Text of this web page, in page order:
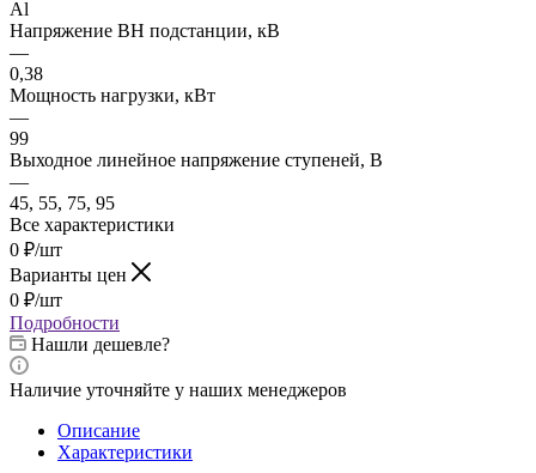
Al
Напряжение ВН подстанции, кВ
—
0,38
Мощность нагрузки, кВт
—
99
Выходное линейное напряжение ступеней, В
—
45, 55, 75, 95
Все характеристики
0 ₽/шт
Варианты цен
0 ₽/шт
Подробности
Нашли дешевле?
Наличие уточняйте у наших менеджеров
Описание
Характеристики